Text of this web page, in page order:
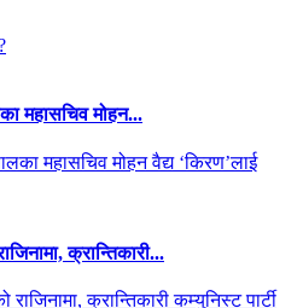
महासचिव मोहन...
क्रान्तिकारी...